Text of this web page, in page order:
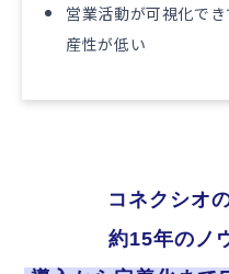
営業活動が可視化で
産性が低い
コネクシオ
約15年のノ